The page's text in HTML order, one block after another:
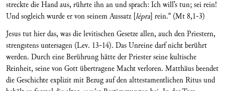
streckte die Hand aus, rührte ihn an und sprach: Ich will’s tun; sei rein!
Und sogleich wurde er von seinem Aussatz [lépra] rein.“ (Mt 8,1-3)
Jesus tut hier das, was die levitischen Gesetze allen, auch den Priestern,
strengstens untersagen (Lev. 13-14). Das Unreine darf nicht berührt
werden. Durch eine Berührung hätte der Priester seine kultische
Reinheit, seine von Gott übertragene Macht verloren. Matthäus beendet
die Geschichte explizit mit Bezug auf den alttestamentlichen Ritus und